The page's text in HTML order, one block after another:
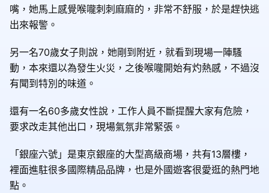
嘴，她馬上感覺喉嚨刺刺麻麻的，非常不舒服，於是趕快逃
出來報警。
另一名70歲女子則說，她剛到附近，就看到現場一陣騷
動，本來還以為發生火災，之後喉嚨開始有灼熱感，不過沒
有聞到特別的味道。
還有一名60多歲女性說，工作人員不斷提醒大家有危險，
要求改走其他出口，現場氣氛非常緊張。
「銀座六號」是東京銀座的大型高級商場，共有13層樓，
裡面進駐很多國際精品品牌，也是外國遊客很愛逛的熱門地
點。